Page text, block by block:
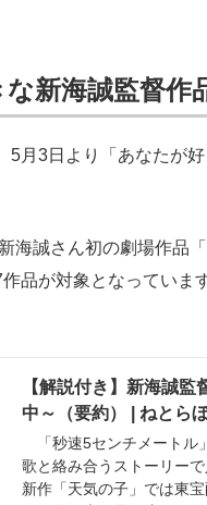
な新海誠監督
月3日より「あなたが
海誠さん初の劇場作品
作品が対象となってい
【解説付き】新海誠
中～（要約） | ねとら
「秒速5センチメートル
歌と絡み合うストーリー
新作「天気の子」では東